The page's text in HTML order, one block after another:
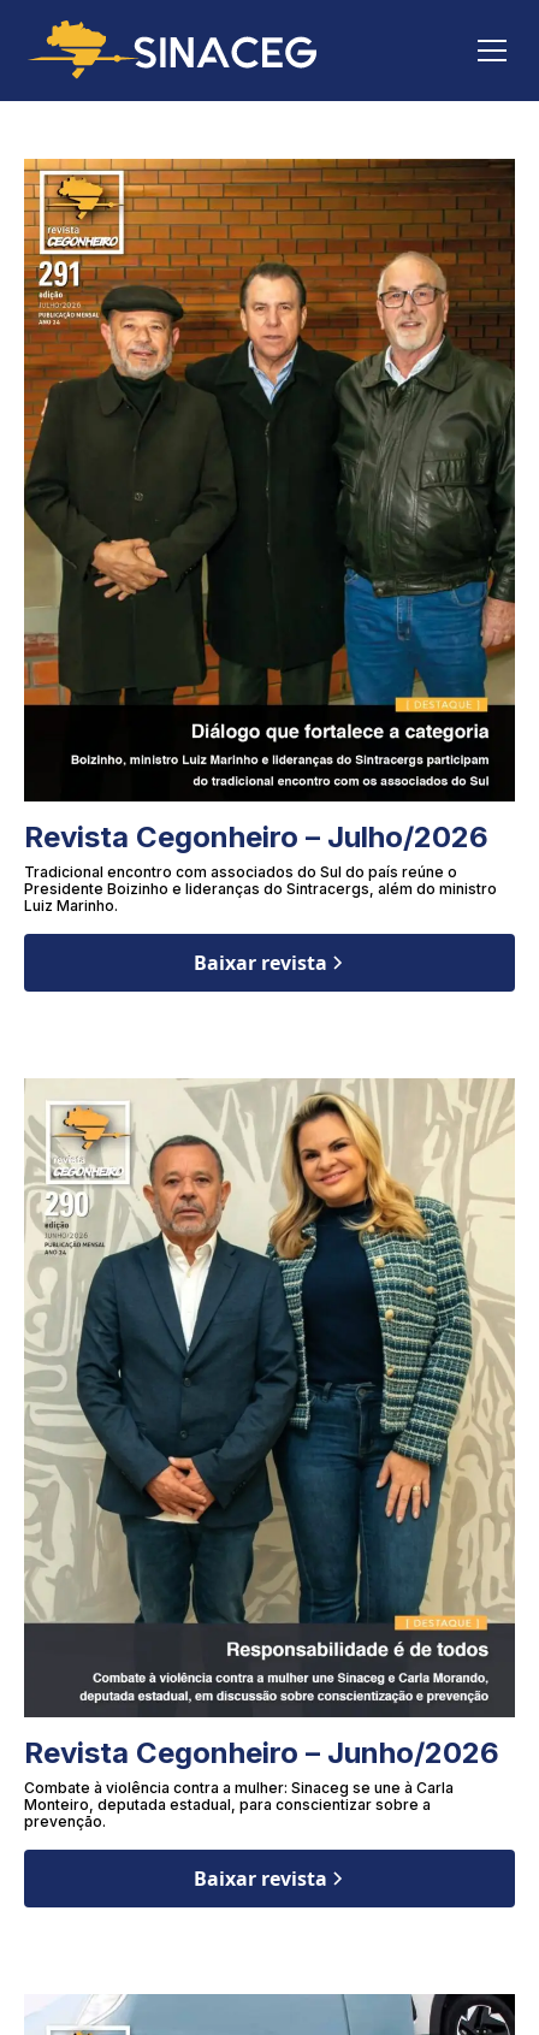
Revista Cegonheiro – Julho/2026
Tradicional encontro com associados do Sul do país reúne o
Presidente Boizinho e lideranças do Sintracergs, além do ministro
Luiz Marinho.
Baixar revista
Revista Cegonheiro – Junho/2026
Combate à violência contra a mulher: Sinaceg se une à Carla
Monteiro, deputada estadual, para conscientizar sobre a
prevenção.
Baixar revista